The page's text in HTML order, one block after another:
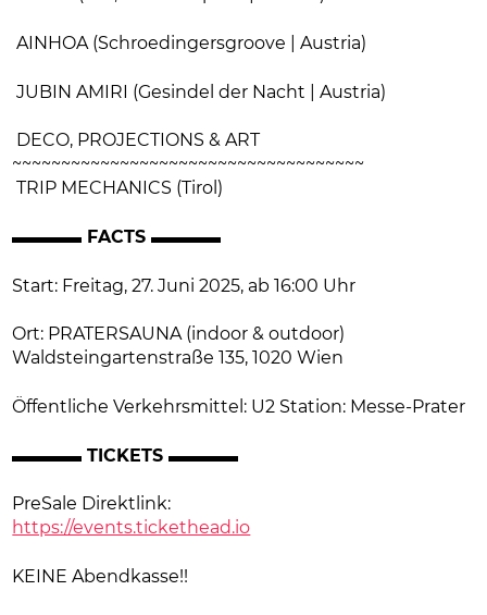
AINHOA (Schroedingersgroove | Austria)
JUBIN AMIRI (Gesindel der Nacht | Austria)
DECO, PROJECTIONS & ART
~~~~~~~~~~~~~~~~~~~~~~~~~~~~~~~~~~~~
TRIP MECHANICS (Tirol)
▬▬▬▬ FACTS ▬▬▬▬
Start: Freitag, 27. Juni 2025, ab 16:00 Uhr
Ort: PRATERSAUNA (indoor & outdoor)
Waldsteingartenstraße 135, 1020 Wien
Öffentliche Verkehrsmittel: U2 Station: Messe-Prater
▬▬▬▬ TICKETS ▬▬▬▬
PreSale Direktlink:
https://events.tickethead.io
KEINE Abendkasse!!